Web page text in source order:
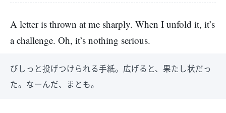
A letter is thrown at me sharply. When I unfold it, it’s
a challenge. Oh, it’s nothing serious.
びしっと投げつけられる手紙。広げると、果たし状だっ
た。なーんだ、まとも。